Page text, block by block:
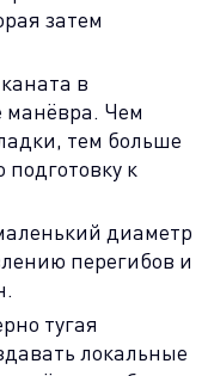
затем
в
манёвра. Чем
тем больше
подготовку к
диаметр
перегибов и
тугая
локальные